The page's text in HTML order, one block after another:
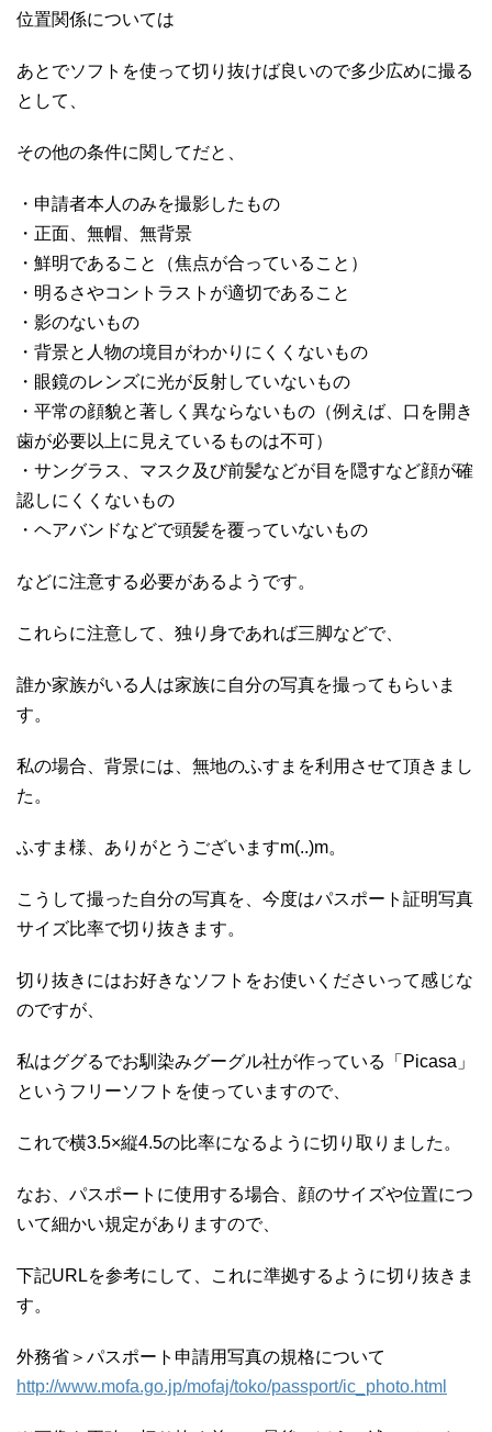
位置関係については
あとでソフトを使って切り抜けば良いので多少広めに撮る
として、
その他の条件に関してだと、
・申請者本人のみを撮影したもの
・正面、無帽、無背景
・鮮明であること（焦点が合っていること）
・明るさやコントラストが適切であること
・影のないもの
・背景と人物の境目がわかりにくくないもの
・眼鏡のレンズに光が反射していないもの
・平常の顔貌と著しく異ならないもの（例えば、口を開き
歯が必要以上に見えているものは不可）
・サングラス、マスク及び前髪などが目を隠すなど顔が確
認しにくくないもの
・ヘアバンドなどで頭髪を覆っていないもの
などに注意する必要があるようです。
これらに注意して、独り身であれば三脚などで、
誰か家族がいる人は家族に自分の写真を撮ってもらいま
す。
私の場合、背景には、無地のふすまを利用させて頂きまし
た。
ふすま様、ありがとうございますm(..)m。
こうして撮った自分の写真を、今度はパスポート証明写真
サイズ比率で切り抜きます。
切り抜きにはお好きなソフトをお使いくださいって感じな
のですが、
私はググるでお馴染みグーグル社が作っている「Picasa」
というフリーソフトを使っていますので、
これで横3.5×縦4.5の比率になるように切り取りました。
なお、パスポートに使用する場合、顔のサイズや位置につ
いて細かい規定がありますので、
下記URLを参考にして、これに準拠するように切り抜きま
す。
外務省＞パスポート申請用写真の規格について
http://www.mofa.go.jp/mofaj/toko/passport/ic_photo.html